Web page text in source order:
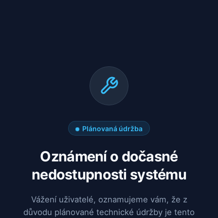
Plánovaná údržba
Oznámení o dočasné
nedostupnosti systému
Vážení uživatelé, oznamujeme vám, že z
důvodu plánované technické údržby je tento